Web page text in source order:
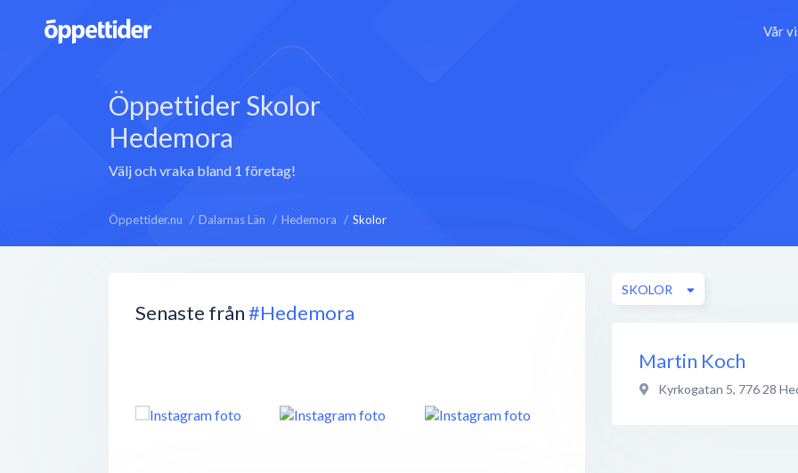
Vår
Öppettider Skolor
Hedemora
Välj och vraka bland 1 företag!
Öppettider.nu Dalarnas Län Hedemora Skolor
Senaste från#Hedemora
SKOLOR
Martin Koch
Kyrkogatan 5, 776 28